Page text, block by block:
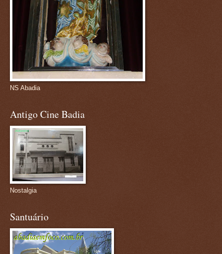
NS Abadia
Antigo Cine Badia
Nostalgia
Santuário